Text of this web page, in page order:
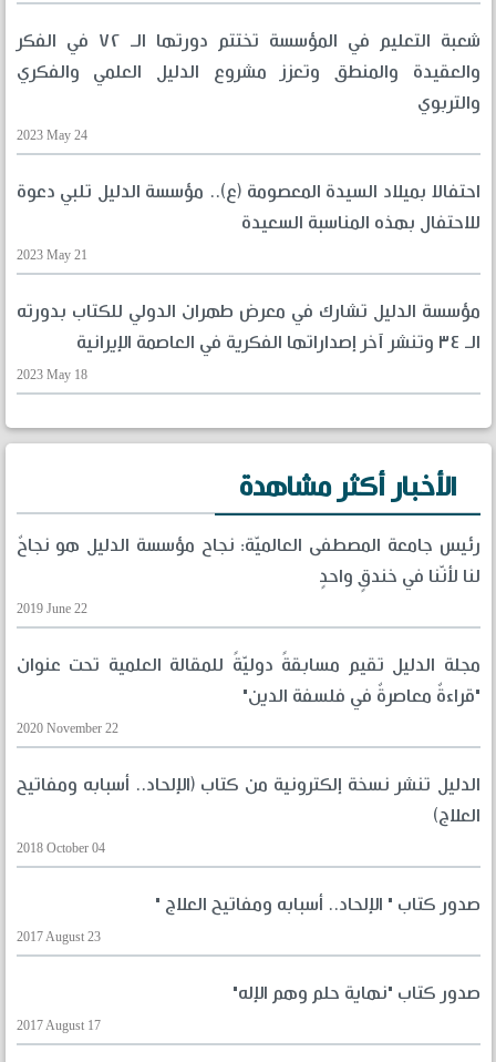
شعبة التعليم في المؤسسة تختتم دورتها الـ ٧٢ في الفكر
والعقيدة والمنطق وتعزز مشروع الدليل العلمي والفكري
والتربوي
2023 May 24
احتفالا بميلاد السيدة المعصومة (ع).. مؤسسة الدليل تلبي دعوة
للاحتفال بهذه المناسبة السعيدة
2023 May 21
مؤسسة الدليل تشارك في معرض طهران الدولي للكتاب بدورته
الـ ٣٤ وتنشر آخر إصداراتها الفكرية في العاصمة الإيرانية
2023 May 18
الأخبار أكثر مشاهدة
رئيس جامعة المصطفى العالميّة: نجاح مؤسسة الدليل هو نجاحٌ
لنا لأنّنا في خندقٍ واحدٍ
2019 June 22
مجلة الدليل تقيم مسابقةً دوليّةً للمقالة العلمية تحت عنوان
"قراءةٌ معاصرةٌ في فلسفة الدين"
2020 November 22
الدليل تنشر نسخة إلكترونية من كتاب (الإلحاد.. أسبابه ومفاتيح
العلاج)
2018 October 04
صدور كتاب " الإلحاد.. أسبابه ومفاتيح العلاج "
2017 August 23
صدور كتاب "نهاية حلم وهم الإله"
2017 August 17